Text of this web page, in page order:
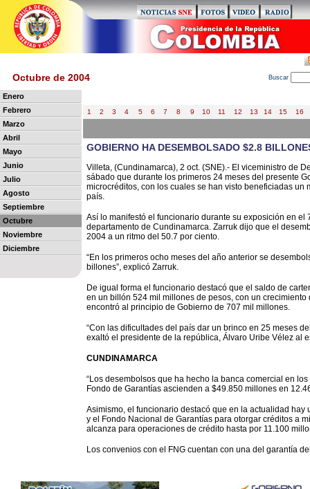
Octubre de 2004 Buscar
Enero
Febrero
Marzo
Abril
Mayo
Junio
Julio
Agosto
Septiembre
Octubre
Noviembre
Diciembre
1 2 3 4 5 6 7 8 9 10 11 12 13 14 15 16
GOBIERNO HA DESEMBOLSADO $2.8
Villeta, (Cundinamarca), 2 oct. (SNE).- El viceministro de
sábado que durante los primeros 24 meses del presente
microcréditos, con los cuales se han visto beneficiadas
país.
Así lo manifestó el funcionario durante su exposición en
departamento de Cundinamarca. Zarruk dijo que el
2004 a un ritmo del 50.7 por ciento.
“En los primeros ocho meses del año anterior se
billones”, explicó Zarruk.
De igual forma el funcionario destacó que el saldo de
en un billón 524 mil millones de pesos, con un
encontró al principio de Gobierno de 707 mil millones.
“Con las dificultades del país dar un brinco en 25 meses
exaltó el presidente de la república, Álvaro Uribe Vélez al
CUNDINAMARCA
“Los desembolsos que ha hecho la banca comercial en
Fondo de Garantías ascienden a $49.850 millones en
Asimismo, el funcionario destacó que en la actualidad
y el Fondo Nacional de Garantías para otorgar créditos a
alcanza para operaciones de crédito hasta por 11.100
Los convenios con el FNG cuentan con una del garantía